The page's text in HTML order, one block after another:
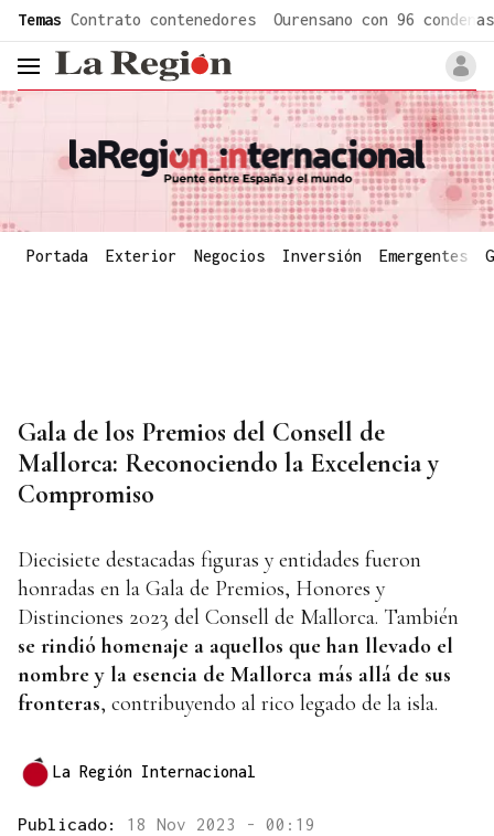
Temas Contrato contenedores Ourensano con 96 condenas
header.menu.open
Portada Exterior Negocios Inversión Emergentes
Gala de los Premios del Consell de
Mallorca: Reconociendo la Excelencia y
Compromiso
Diecisiete destacadas figuras y entidades fueron
honradas en la Gala de Premios, Honores y
Distinciones 2023 del Consell de Mallorca. También
se rindió homenaje a aquellos que han llevado el
nombre y la esencia de Mallorca más allá de sus
fronteras, contribuyendo al rico legado de la isla.
La Región Internacional
Publicado: 18 Nov 2023 - 00:19